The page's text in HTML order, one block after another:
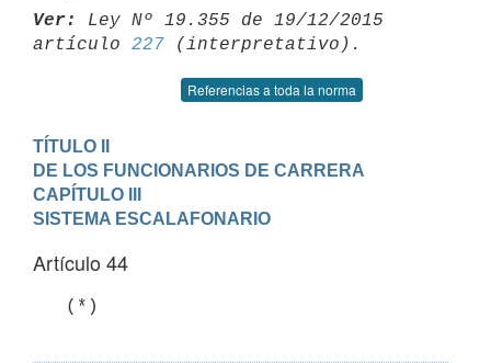
Ver:
Ley Nº 19.355 de 19/12/2015
artículo 227
Referencias a toda la norma
TÍTULO II
DE LOS FUNCIONARIOS DE CARRERA
CAPÍTULO III
SISTEMA ESCALAFONARIO
Artículo 44
   (*)